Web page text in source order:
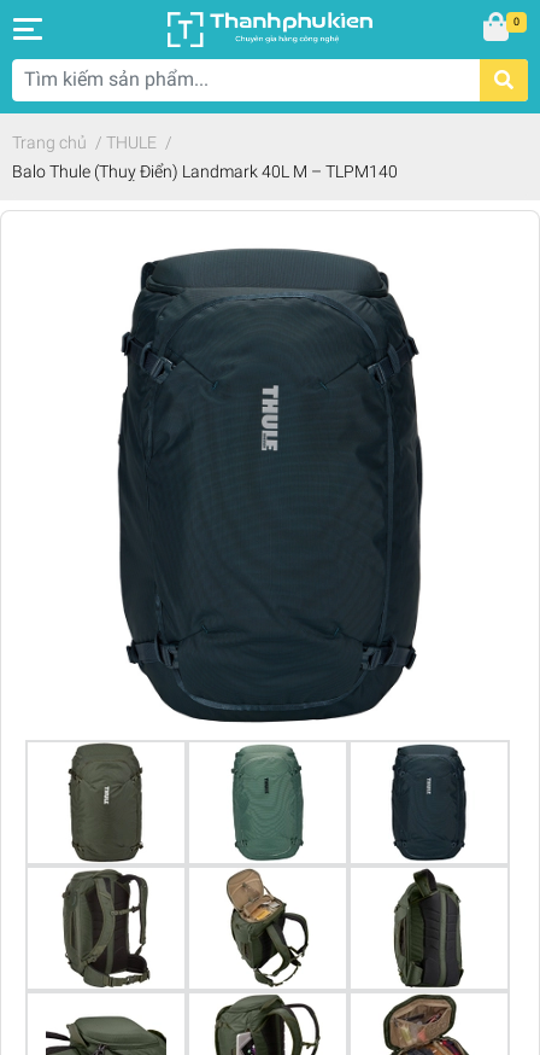
0
Trang chủ / THULE /
Balo Thule (Thuỵ Điển) Landmark 40L M – TLPM140